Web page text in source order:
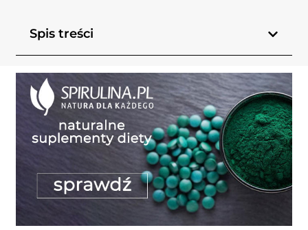
Spis treści